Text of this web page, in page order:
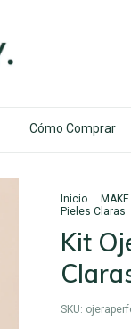
Cómo Comprar
Inicio .
Pieles Claras
Kit
SKU: